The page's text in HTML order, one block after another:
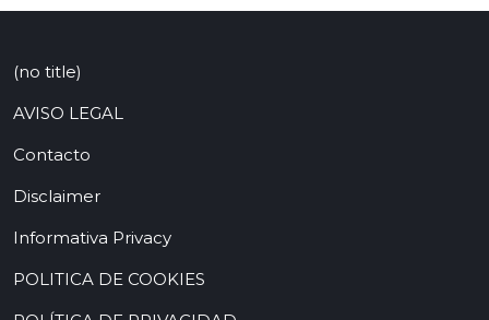
(no title)
AVISO LEGAL
Contacto
Disclaimer
Informativa Privacy
POLITICA DE COOKIES